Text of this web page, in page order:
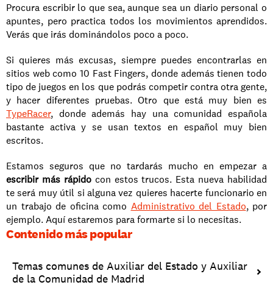
Procura escribir lo que sea, aunque sea un diario personal o
apuntes, pero practica todos los movimientos aprendidos.
Verás que irás dominándolos poco a poco.
Si quieres más excusas, siempre puedes encontrarlas en
sitios web como 10 Fast Fingers, donde además tienen todo
tipo de juegos en los que podrás competir contra otra gente,
y hacer diferentes pruebas. Otro que está muy bien es
TypeRacer, donde además hay una comunidad española
bastante activa y se usan textos en español muy bien
escritos.
escribir más rápido con estos trucos. Esta nueva habilidad
te será muy útil si alguna vez quieres hacerte funcionario en
un trabajo de oficina como Administrativo del Estado, por
ejemplo. Aquí estaremos para formarte si lo necesitas.
Contenido más popular
Temas comunes de Auxiliar del Estado y Auxiliar
de la Comunidad de Madrid